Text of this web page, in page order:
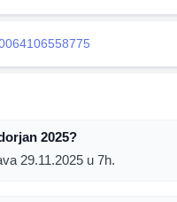
2025?
29.11.2025 u 7h.